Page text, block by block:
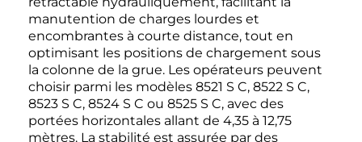
manutention de charges lourdes et
encombrantes à courte distance, tout en
optimisant les positions de chargement sous
la colonne de la grue. Les opérateurs peuvent
choisir parmi les modèles 8521 S C, 8522 S C,
8523 S C, 8524 S C ou 8525 S C, avec des
portées horizontales allant de 4,35 à 12,75
mètres. La stabilité est assurée par des